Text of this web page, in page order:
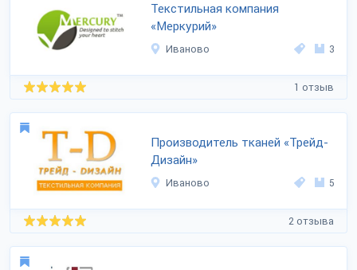
Текстильная компания
«Меркурий»
Иваново 3
1 отзыв
Производитель тканей «Трейд-
Дизайн»
Иваново 5
2 отзыва